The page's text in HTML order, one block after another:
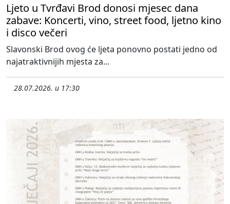
Ljeto u Tvrđavi Brod donosi mjesec dana
zabave: Koncerti, vino, street food, ljetno kino
i disco večeri
Slavonski Brod ovog će ljeta ponovno postati jedno od
najatraktivnijih mjesta za...
28.07.2026. u 17:30